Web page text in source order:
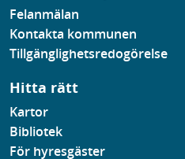
Felanmälan
Kontakta kommunen
Tillgänglighetsredogörelse
Hitta rätt
Kartor
Bibliotek
För hyresgäster